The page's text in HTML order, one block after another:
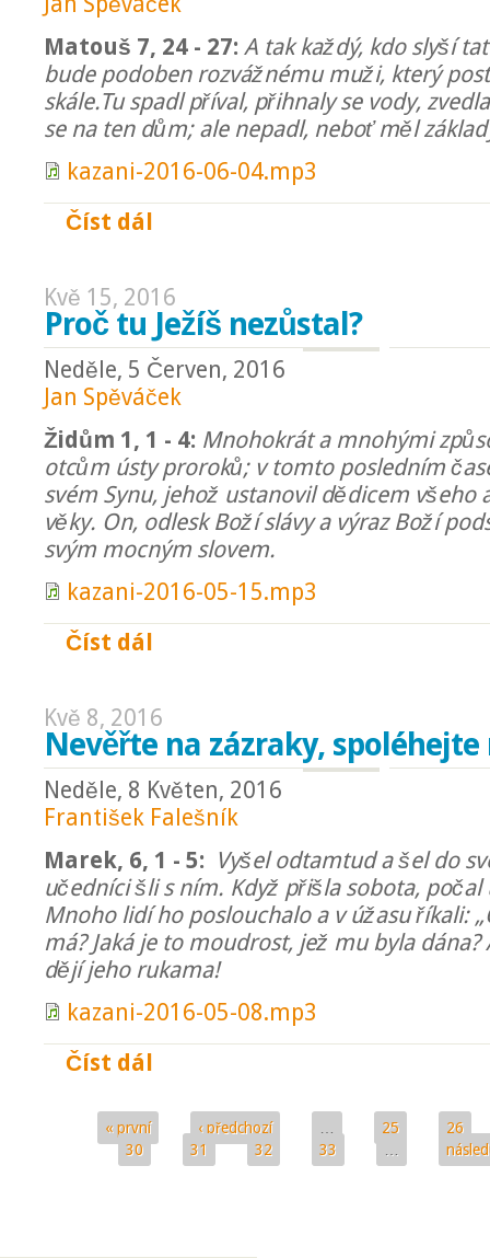
Matouš 7, 24 - 27: A tak každý, kdo slyší
bude podoben rozvážnému muži, který
skále.Tu spadl příval, přihnaly se vody,
se na ten dům; ale nepadl, neboť měl
kazani-2016-06-04.mp3
Číst dál
Kvě 15, 2016
Proč tu Ježíš nezůstal?
Neděle, 5 Červen, 2016
Jan Spěváček
Židům 1, 1 - 4: Mnohokrát a mnohými
otcům ústy proroků; v tomto posledním
svém Synu, jehož ustanovil dědicem všeho
věky. On, odlesk Boží slávy a výraz Boží
svým mocným slovem.
kazani-2016-05-15.mp3
Číst dál
Kvě 8, 2016
Nevěřte na zázraky, spoléhejte
Neděle, 8 Květen, 2016
František Falešník
Marek, 6, 1 - 5: Vyšel odtamtud a šel do
učedníci šli s ním. Když přišla sobota, počal
Mnoho lidí ho poslouchalo a v úžasu říkali:
má? Jaká je to moudrost, jež mu byla dána?
dějí jeho rukama!
kazani-2016-05-08.mp3
Číst dál
Stránky
« první ‹ předchozí 25
26
30
31 32 33